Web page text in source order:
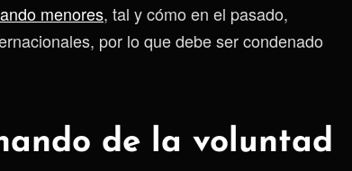
menores, tal y cómo en el pasado,
por lo que debe ser condenado
de la voluntad